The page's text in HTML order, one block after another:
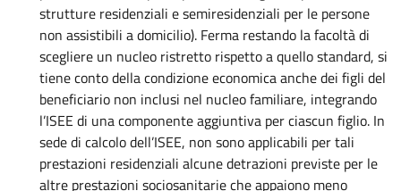
strutture residenziali e semiresidenziali per le persone
non assistibili a domicilio). Ferma restando la facoltà di
scegliere un nucleo ristretto rispetto a quello standard, si
tiene conto della condizione economica anche dei figli del
beneficiario non inclusi nel nucleo familiare, integrando
l’ISEE di una componente aggiuntiva per ciascun figlio. In
sede di calcolo dell’ISEE, non sono applicabili per tali
prestazioni residenziali alcune detrazioni previste per le
altre prestazioni sociosanitarie che appaiono meno